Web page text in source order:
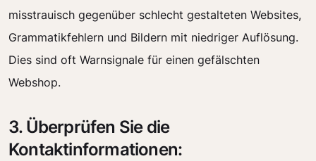
misstrauisch gegenüber schlecht gestalteten Websites,
Grammatikfehlern und Bildern mit niedriger Auflösung.
Dies sind oft Warnsignale für einen gefälschten
Webshop.
3. Überprüfen Sie die
Kontaktinformationen: